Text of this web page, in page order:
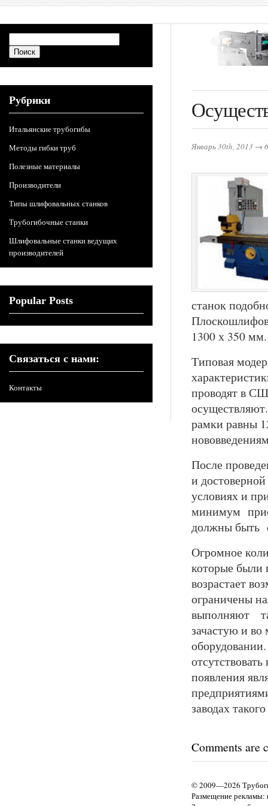
Январь 30th, 2013 →
станок
1300 х 350 мм.
Типовая
проводят в
рамки равны
После
и
условиях и
минимум
должны быть
Огромное
которые
возрастает
ограничены
выполняют
зачастую и во
появления
заводах
Comments are
Рубрики
Итальянские трубогибы
Методы гибки труб
Полезные материалы
Производители
Типы шлифовальных станков
Трубогибочные станки
Шлифовальные станки ведущих
производителей
Popular Posts
Связаться с нами:
Контакты
© 2009—2026
Размещение рекламы: